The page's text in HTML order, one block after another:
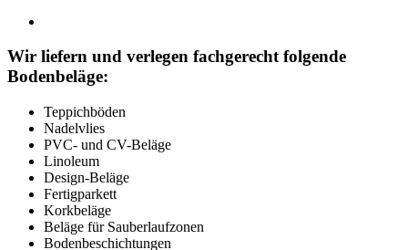
Wir liefern und verlegen fachgerecht folgende
Bodenbeläge:
Teppichböden
Nadelvlies
PVC- und CV-Beläge
Linoleum
Design-Beläge
Fertigparkett
Korkbeläge
Beläge für Sauberlaufzonen
Bodenbeschichtungen